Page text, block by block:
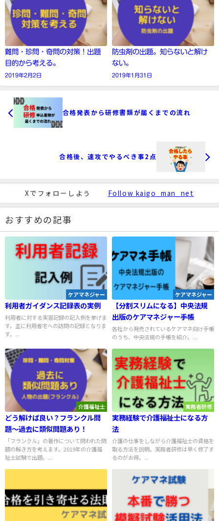
難問・珍問・奇問の対策！出題
目的から考える。
2019年2月2日
防虫剤の出題。知らないと解け
ない。
2019年1月31日
合格発表から研修書類が届くまでの流れ
合格後、速攻でやるべき事2点
Xでフォローしよう Follow kaigo_man_net
おすすめの記事
ケアマネジャー
利用者ガイダンス記録表の実例
利用者に対する実習記録の記入例を挙げま
す。主に利用者宅への訪問の記録となりま
す。...
ケアマネジャー
【分割スリムになる】中央法規
出版のケアマネジャー手帳
各社から発売されているケアマネ向け手帳
のうち、中央法規の手帳を紹介。...
介護福祉士
どう解けば良い？フランクル問
題～過去に類似問題あり！
「フランクル」の著作について問われた問
題の解き方を考えます。2019年の介護福
祉士試験で出題。...
実務者研修
実務経験で介護福祉士になる方
法
介護の仕事をしながら介護福祉士の資格を
取る方法を説明。実務者研修は早く修了す
るのがお得。...